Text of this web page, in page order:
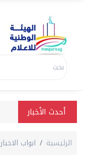
أحدث الأخبار
الرئيسية ابواب الاخبار